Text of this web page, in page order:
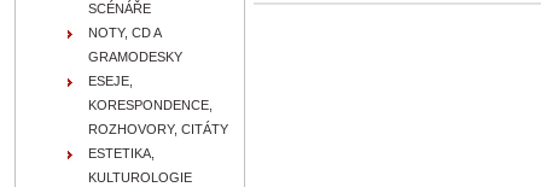
SCÉNÁŘE
NOTY, CD A
GRAMODESKY
ESEJE,
KORESPONDENCE,
ROZHOVORY, CITÁTY
ESTETIKA,
KULTUROLOGIE